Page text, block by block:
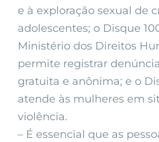
e à exploração sexual de
adolescentes; o Disque
Ministério dos Direitos
permite registrar
gratuita e anônima; e o
atende às mulheres em
violência.
– É essencial que as